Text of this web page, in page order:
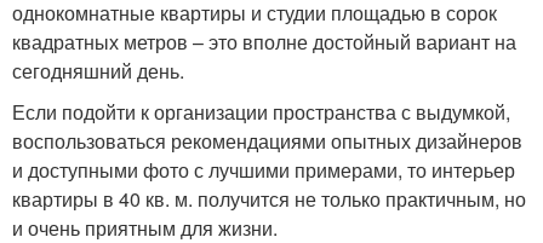
однокомнатные квартиры и студии площадью в сорок
квадратных метров – это вполне достойный вариант на
сегодняшний день.
Если подойти к организации пространства с выдумкой,
воспользоваться рекомендациями опытных дизайнеров
и доступными фото с лучшими примерами, то интерьер
квартиры в 40 кв. м. получится не только практичным, но
и очень приятным для жизни.